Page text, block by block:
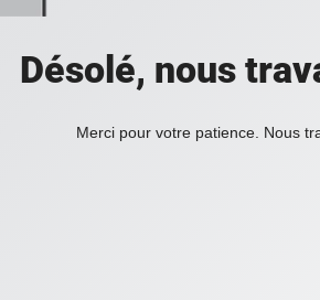
Désolé, nous
Merci pour votre patience. Nous